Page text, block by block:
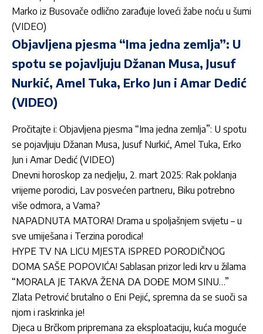
Marko iz Busovače odlično zarađuje loveći žabe noću u šumi
(VIDEO)
Objavljena pjesma “Ima jedna zemlja”: U
spotu se pojavljuju Džanan Musa, Jusuf
Nurkić, Amel Tuka, Erko Jun i Amar Dedić
(VIDEO)
Pročitajte i: Objavljena pjesma “Ima jedna zemlja”: U spotu
se pojavljuju Džanan Musa, Jusuf Nurkić, Amel Tuka, Erko
Jun i Amar Dedić (VIDEO)
Dnevni horoskop za nedjelju, 2. mart 2025: Rak poklanja
vrijeme porodici, Lav posvećen partneru, Biku potrebno
više odmora, a Vama?
NAPADNUTA MATORA! Drama u spoljašnjem svijetu – u
sve umiješana i Terzina porodica!
HYPE TV NA LICU MJESTA ISPRED PORODIČNOG
DOMA SAŠE POPOVIĆA! Sablasan prizor ledi krv u žilama
“MORALA JE TAKVA ŽENA DA DOĐE MOM SINU…”
Zlata Petrović brutalno o Eni Pejić, spremna da se suoči sa
njom i raskrinka je!
Djeca u Brčkom pripremana za eksploataciju, kuća moguće